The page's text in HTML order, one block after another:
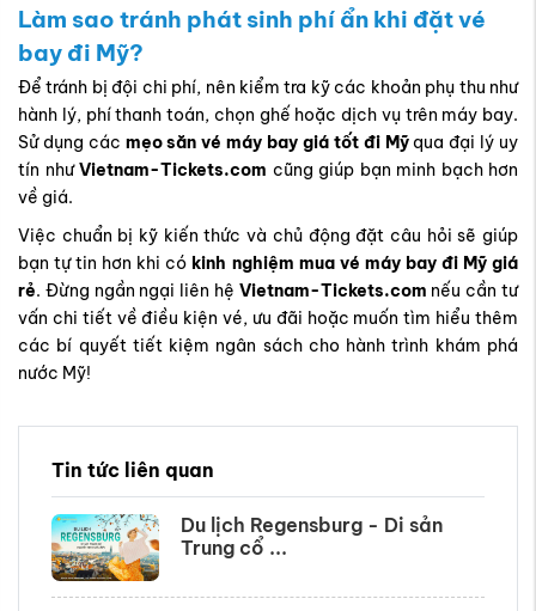
Làm sao tránh phát sinh phí ẩn khi đặt vé
bay đi Mỹ?
Để tránh bị đội chi phí, nên kiểm tra kỹ các khoản phụ thu như
hành lý, phí thanh toán, chọn ghế hoặc dịch vụ trên máy bay.
Sử dụng các mẹo săn vé máy bay giá tốt đi Mỹqua đại lý uy
tín nhưVietnam-Tickets.com cũng giúp bạn minh bạch hơn
về giá.
Việc chuẩn bị kỹ kiến thức và chủ động đặt câu hỏi sẽ giúp
bạn tự tin hơn khi có kinh nghiệm mua vé máy bay đi Mỹ giá
rẻ. Đừng ngần ngại liên hệ Vietnam-Tickets.com nếu cần tư
vấn chi tiết về điều kiện vé, ưu đãi hoặc muốn tìm hiểu thêm
các bí quyết tiết kiệm ngân sách cho hành trình khám phá
nước Mỹ!
Tin tức liên quan
Du lịch Regensburg - Di sản
Trung cổ ...